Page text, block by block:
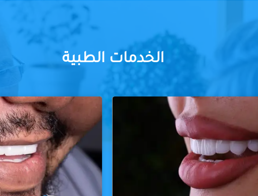
الخدمات الطبية